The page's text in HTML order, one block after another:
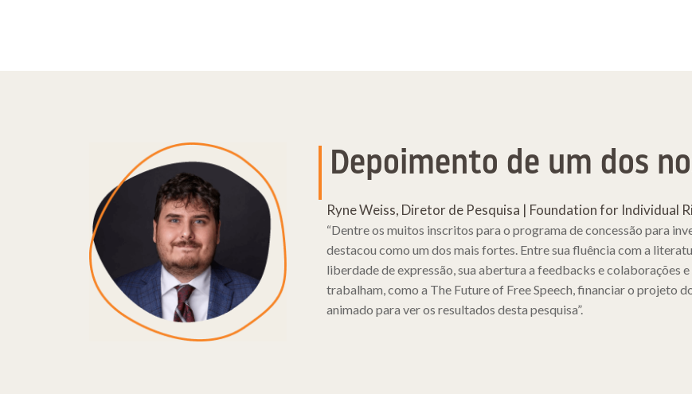
Depoimento de um dos
Ryne Weiss, Diretor de Pesquisa | Foundation for Individual
“Dentre os muitos inscritos para o programa de concessão para
destacou como um dos mais fortes. Entre sua fluência com a
liberdade de expressão, sua abertura a feedbacks e colaborações
trabalham, como a The Future of Free Speech, financiar o projeto
animado para ver os resultados desta pesquisa”.